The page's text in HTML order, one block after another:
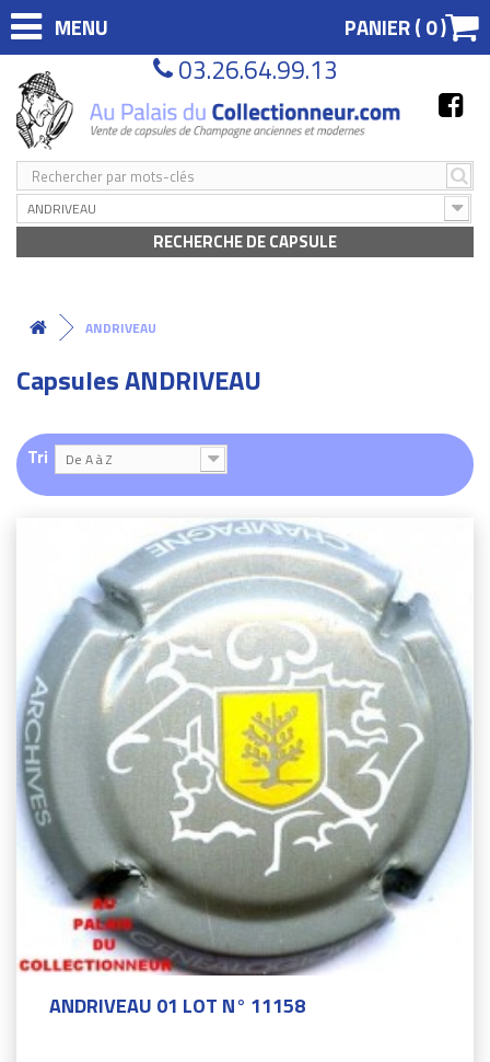
MENU PANIER (0)
03.26.64.99.13
ANDRIVEAU
RECHERCHE DE CAPSULE
ANDRIVEAU
Capsules ANDRIVEAU
Tri De A à Z
ANDRIVEAU 01 LOT N° 11158